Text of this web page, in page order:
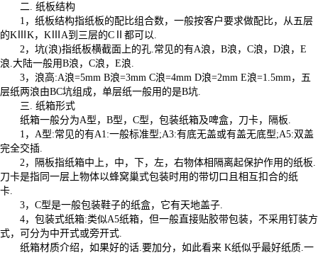
二. 纸板结构
1，纸板结构指纸板的配比组合数，一般按客户要求做配比，从五层
的KⅢK，KⅢA到三层的CⅡ都可以.
2，坑(浪)指纸板横截面上的孔.常见的有A浪，B浪，C浪，D浪，E
浪.大陆一般用B浪，C浪，E浪.
3，浪高:A浪=5mm B浪=3mm C浪=4mm D浪=2mm E浪=1.5mm，五
层纸两浪由BC坑组成，单层纸一般用的是B坑.
三. 纸箱形式
纸箱一般分为A型，B型，C型，包装纸箱及啤盒，刀卡，隔板.
1，A型:常见的有A1:一般标准型;A3:有底无盖或有盖无底型;A5:双盖
完全交插.
2，隔板指纸箱中上，中，下，左，右物体相隔离起保护作用的纸板.
刀卡是指同一层上物体以蜂窝巢式包装时用的带切口且相互扣合的纸
卡.
3，C型是一般包装鞋子的纸盒，它有天地盖子.
4，包装式纸箱:类似A5纸箱，但一般直接贴胶带包装，不采用钉装方
式，可分为中开式或旁开式.
纸箱材质介绍，如果好的话.要加分，如此看来 K纸似乎最好纸质.一